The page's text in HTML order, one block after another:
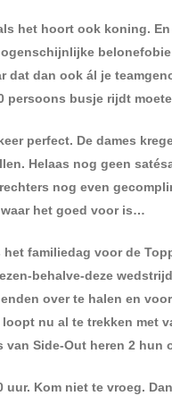
het hoort ook koning.
dat dan ook ál je
persoons busje rijdt
perfect. De dames
Helaas nog geen
nog even
het goed voor is…
familiedag voor de
behalve-deze
over te halen en
nu al te trekken met
van Side-Out heren 2
uur. Kom niet te vroeg.